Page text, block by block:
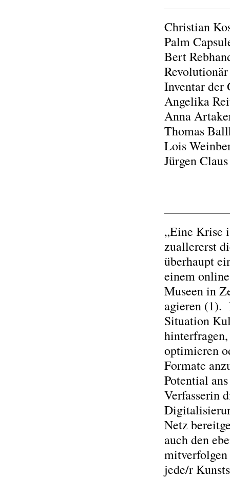
Christian
Palm
Bert
Inventar der
Angelika
Anna
Thomas
Lois
Jürgen
„Eine Krise
zuallererst
überhaupt
einem
Museen in
agieren (1).
Situation
optimieren
Formate
Potential
Verfasserin
Netz
auch den
jede/r